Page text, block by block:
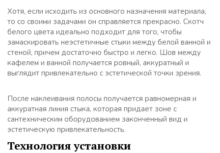
Хотя, если исходить из основного назначения материала,
то со своими задачами он справляется прекрасно. Скотч
белого цвета идеально подходит для того, чтобы
замаскировать неэстетичные стыки между белой ванной и
стеной, причем достаточно быстро и легко. Шов между
кафелем и ванной получается ровный, аккуратный и
выглядит привлекательно с эстетической точки зрения.
После наклеивания полосы получается равномерная и
аккуратная линия стыка, которая придает зоне с
сантехническим оборудованием законченный вид и
эстетическую привлекательность.
Технология установки